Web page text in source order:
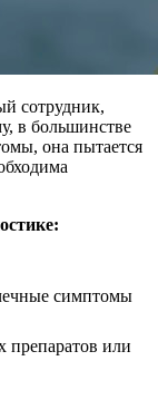
сотрудник,
в большинстве
она пытается
симптомы
или